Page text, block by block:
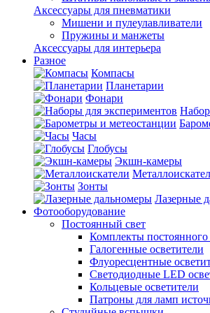
Аксессуары для пневматики
Мишени и пулеулавливатели
Пружины и манжеты
Аксессуары для интерьера
Разное
Компасы
Планетарии
Фонари
Часы
Глобусы
Экшн-камеры
Зонты
Лазерные
Фотооборудование
Постоянный свет
Комплекты постоянного
Галогенные осветители
Флуоресцентные
Светодиодные LED
Кольцевые осветители
Патроны для ламп